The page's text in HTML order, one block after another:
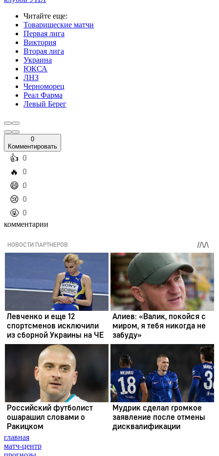
Читайте еще:
Товарищеские матчи
Первая лига
Виктория
Вторая лига
Украина
ЮКСА
ЛНЗ
Черноморец
Реал Фарма
Левый Берег
0
Комментировать
️👍 0
️🔥 0
️😄 0
️😢 0
️🤬 0
комментарии
главная
матч-центр